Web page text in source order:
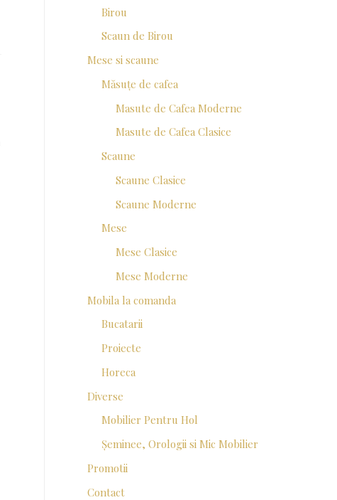
Birou
Scaun de Birou
Mese si scaune
Măsuțe de cafea
Masute de Cafea Moderne
Masute de Cafea Clasice
Scaune
Scaune Clasice
Scaune Moderne
Mese
Mese Clasice
Mese Moderne
Mobila la comanda
Bucatarii
Proiecte
Horeca
Diverse
Mobilier Pentru Hol
Șeminee, Orologii si Mic Mobilier
Promotii
Contact